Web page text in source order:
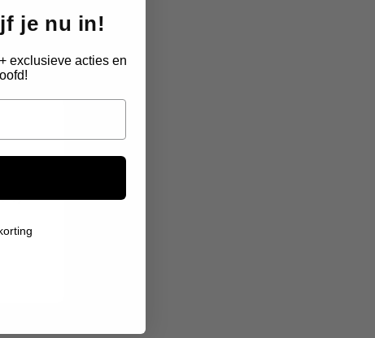
je nu in!
exclusieve acties en